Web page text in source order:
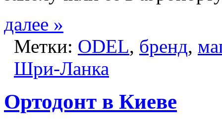
далее »
Метки: ODEL, бренд,
Шри-Ланка
Ортодонт в Киеве